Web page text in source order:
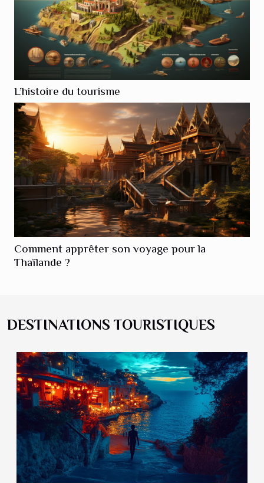
L’histoire du tourisme
Comment apprêter son voyage pour la
Thaïlande ?
DESTINATIONS TOURISTIQUES